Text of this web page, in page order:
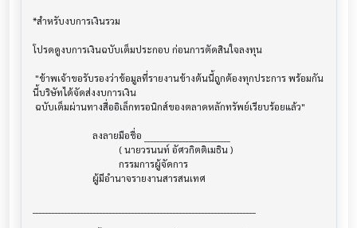
*สำหรับงบการเงินรวม
โปรดดูงบการเงินฉบับเต็มประกอบ ก่อนการตัดสินใจลงทุน
นี้บริษัทได้จัดส่งงบการเงิน